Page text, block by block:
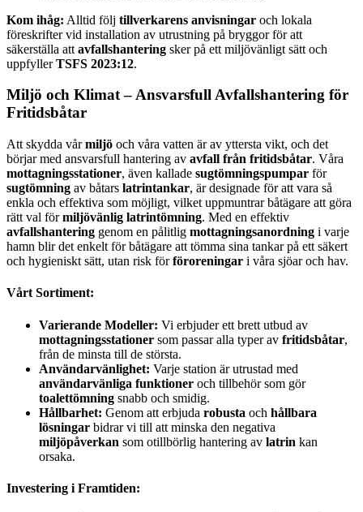
Kom ihåg: Alltid följ tillverkarens anvisningar och lokala
föreskrifter vid installation av utrustning på bryggor för att
säkerställa att avfallshantering sker på ett miljövänligt sätt och
uppfyllerTSFS 2023:12.
Miljö och Klimat – Ansvarsfull Avfallshantering för
Fritidsbåtar
Att skydda vårmiljö och våra vatten är av yttersta vikt, och det
börjar med ansvarsfull hantering av avfall från fritidsbåtar. Våra
mottagningsstationer, även kallade sugtömningspumpar för
sugtömning av båtars latrintankar, är designade för att vara så
enkla och effektiva som möjligt, vilket uppmuntrar båtägare att göra
rätt val förmiljövänlig latrintömning. Med en effektiv
avfallshantering genom en pålitlig mottagningsanordning i varje
hamn blir det enkelt för båtägare att tömma sina tankar på ett säkert
och hygieniskt sätt, utan risk förföroreningar i våra sjöar och hav.
Vårt Sortiment:
Varierande Modeller: Vi erbjuder ett brett utbud av
mottagningsstationer som passar alla typer av fritidsbåtar,
från de minsta till de största.
Användarvänlighet: Varje station är utrustad med
användarvänliga funktioner och tillbehör som gör
toalettömning snabb och smidig.
Hållbarhet: Genom att erbjuda robusta och hållbara
lösningar bidrar vi till att minska den negativa
miljöpåverkan som otillbörlig hantering av latrin kan
orsaka.
Investering i Framtiden: